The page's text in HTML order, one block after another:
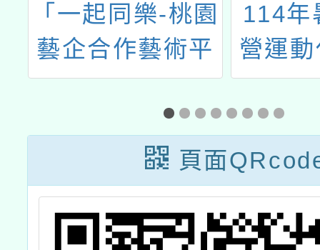
「一起同樂-桃園
藝企合作藝術平
權計畫」大園場
及復興場社區巡
演活動文宣
114年
營運
頁面